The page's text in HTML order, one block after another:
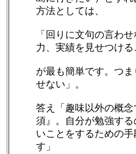
方法としては、
「回りに文句の言わ
力、実績を見せつける
が最も簡単です。つ
せない」。
答え「趣味以外の概
須』。自分が勉強す
いことをするための
す」